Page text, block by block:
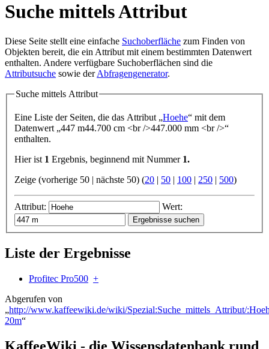
Suche mittels Attribut
Diese Seite stellt eine einfache Suchoberfläche zum Finden von
Objekten bereit, die ein Attribut mit einem bestimmten Datenwert
enthalten. Andere verfügbare Suchoberflächen sind die
Attributsuche sowie derAbfragengenerator.
Suche mittels Attribut
Eine Liste der Seiten, die das Attribut „Hoehe“ mit dem
Datenwert „447 m44.700 cm <br />447.000 mm <br />“
enthalten.
Hier ist 1 Ergebnis, beginnend mit Nummer 1.
Zeige (vorherige 50 | nächste 50) (20 50 100 250 500)
Attribut: Wert:
Liste der Ergebnisse
Profitec Pro500 +
Abgerufen von
„http://www.kaffeewiki.de/wiki/Spezial:Suche_mittels_Attribut/
20m“